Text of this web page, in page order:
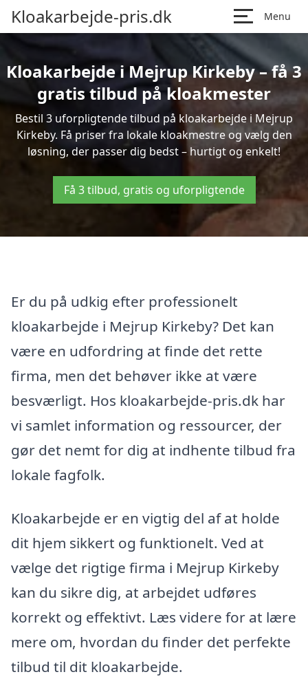
Kloakarbejde-pris.dk Menu
Kloakarbejde i Mejrup Kirkeby – få 3
gratis tilbud på kloakmester
Bestil 3 uforpligtende tilbud på kloakarbejde i Mejrup
Kirkeby. Få priser fra lokale kloakmestre og vælg den
løsning, der passer dig bedst – hurtigt og enkelt!
Få 3 tilbud, gratis og uforpligtende
Er du på udkig efter professionelt
kloakarbejde i Mejrup Kirkeby? Det kan
være en udfordring at finde det rette
firma, men det behøver ikke at være
besværligt. Hos kloakarbejde-pris.dk har
vi samlet information og ressourcer, der
gør det nemt for dig at indhente tilbud fra
lokale fagfolk.
Kloakarbejde er en vigtig del af at holde
dit hjem sikkert og funktionelt. Ved at
vælge det rigtige firma i Mejrup Kirkeby
kan du sikre dig, at arbejdet udføres
korrekt og effektivt. Læs videre for at lære
mere om, hvordan du finder det perfekte
tilbud til dit kloakarbejde.